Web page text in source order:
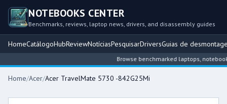
NOTEBOOKS CENTER
Benchmarks, reviews, laptop news, drivers, and disassembly guides
HomeCatálogoHubReviewNotíciasPesquisarDriversGuias de
Browse benchmarked laptops,
Home/Acer/Acer TravelMate 5730 -842G25Mi